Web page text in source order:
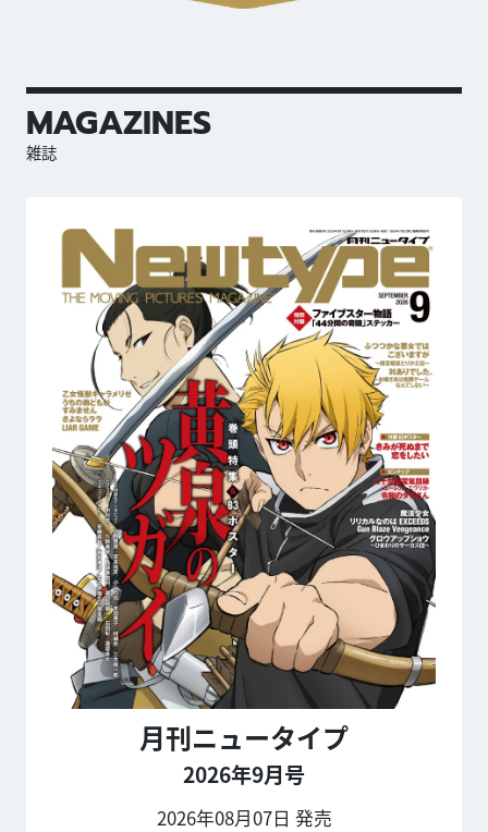
MAGAZINES
雑誌
月刊ニュータイプ
2026年9月号
2026年08月07日 発売